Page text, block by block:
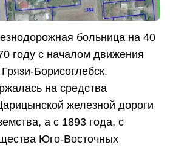
больница на 40
году с началом движения
Борисоглебск.
на средства
железной дороги
а с 1893 года, с
Юго-Восточных